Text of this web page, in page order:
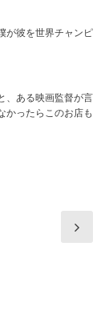
が彼を世界チャンピ
、ある映画監督が言
かったらこのお店も